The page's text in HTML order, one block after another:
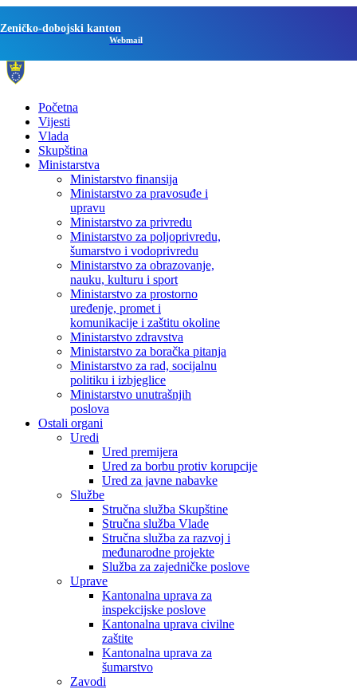
Zeničko-dobojski kanton
Webmail
Početna
Vijesti
Vlada
Skupština
Ministarstva
Ministarstvo finansija
Ministarstvo za pravosuđe i
upravu
Ministarstvo za privredu
Ministarstvo za poljoprivredu,
šumarstvo i vodoprivredu
Ministarstvo za obrazovanje,
nauku, kulturu i sport
Ministarstvo za prostorno
uređenje, promet i
komunikacije i zaštitu okoline
Ministarstvo zdravstva
Ministarstvo za boračka pitanja
Ministarstvo za rad, socijalnu
politiku i izbjeglice
Ministarstvo unutrašnjih
poslova
Ostali organi
Uredi
Ured premijera
Ured za borbu protiv korupcije
Ured za javne nabavke
Službe
Stručna služba Skupštine
Stručna služba Vlade
Stručna služba za razvoj i
međunarodne projekte
Služba za zajedničke poslove
Uprave
Kantonalna uprava za
inspekcijske poslove
Kantonalna uprava civilne
zaštite
Kantonalna uprava za
šumarstvo
Zavodi